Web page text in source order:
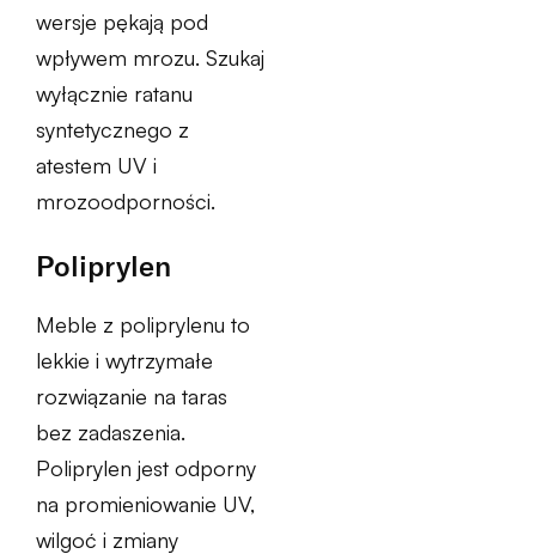
wersje pękają pod
wpływem mrozu. Szukaj
wyłącznie ratanu
syntetycznego z
atestem UV i
mrozoodporności.
Poliprylen
Meble z poliprylenu to
lekkie i wytrzymałe
rozwiązanie na taras
bez zadaszenia.
Poliprylen jest odporny
na promieniowanie UV,
wilgoć i zmiany